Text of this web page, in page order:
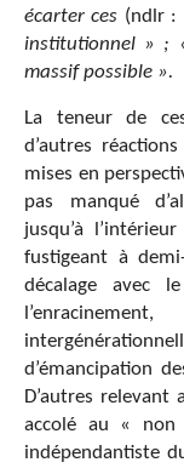
écarter ces (ndlr :
institutionnel » ;
massif possible ».
La teneur de
d’autres
mises en
pas manqué
jusqu’à
fustigeant à
décalage avec
d’émancipation
D’autres relevant
accolé au « non
indépendantiste